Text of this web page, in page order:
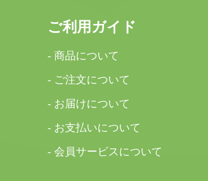
ご利用ガイド
- 商品について
- ご注文について
- お届けについて
- お支払いについて
- 会員サービスについて